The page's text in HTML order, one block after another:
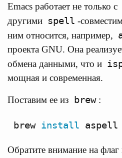
Emacs работает не только с
другими spell -
ним относится, например,
проекта GNU. Она
обмена данными, что и
мощная и современная.
Поставим ее из brew :
brew install aspell
Обратите внимание на